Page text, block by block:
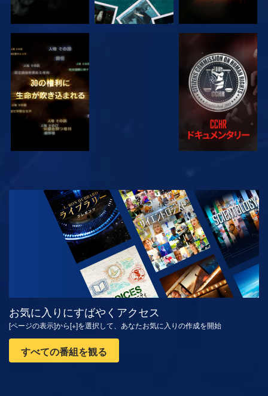
観る
観る シリーズを探求
お気に入りにすばやくアクセス
[ページの表示]から[+]を選択して、あなたお気に入りの作成を開始
すべての番組を観る